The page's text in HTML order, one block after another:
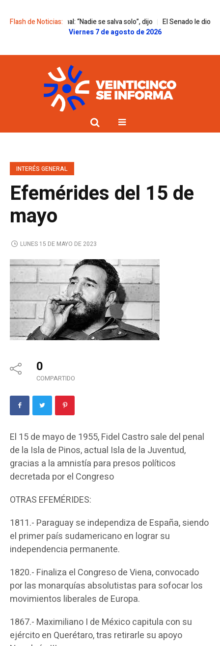
Flash de Noticias:
“Nadie se salva solo”, dijo
El Senado le dio media sanción a
Viernes 7 de agosto de 2026
INTERÉS GENERAL
Efemérides del 15 de
mayo
LUNES 15 DE MAYO DE 2023
0
COMPARTIDO
El 15 de mayo de 1955, Fidel Castro sale del penal
de la Isla de Pinos, actual Isla de la Juventud,
gracias a la amnistía para presos políticos
decretada por el Congreso
OTRAS EFEMÉRIDES:
1811.- Paraguay se independiza de España, siendo
el primer país sudamericano en lograr su
independencia permanente.
1820.- Finaliza el Congreso de Viena, convocado
por las monarquías absolutistas para sofocar los
movimientos liberales de Europa.
1867.- Maximiliano I de México capitula con su
ejército en Querétaro, tras retirarle su apoyo